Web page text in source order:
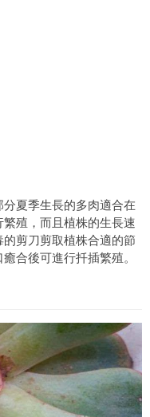
夏季生長的多肉適合在
殖，而且植株的生長速
剪刀剪取植株合適的節
合後可進行扦插繁殖。